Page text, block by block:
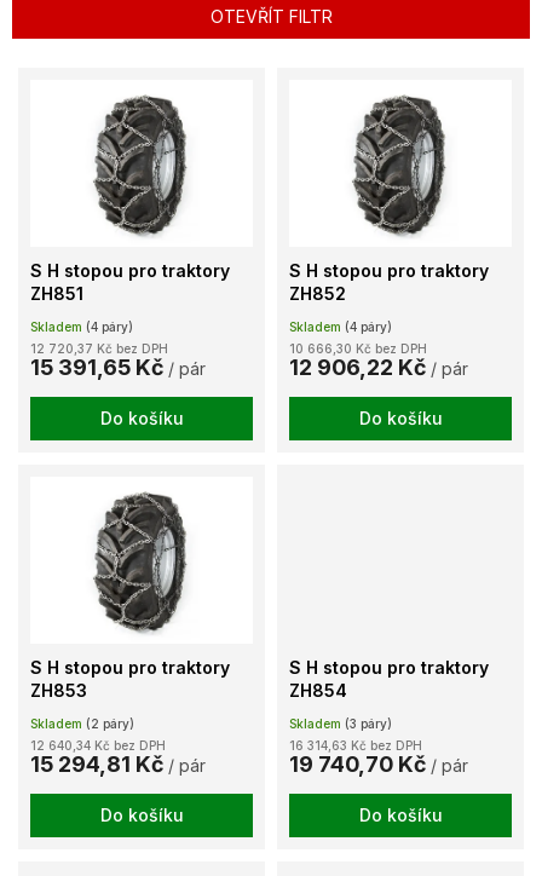
r
OTEVŘÍT FILTR
S H stopou pro traktory
ZH851
Skladem (4 páry)
12 720,37 Kč bez DPH
15 391,65 Kč / pár
Do košíku
S H stopou pro traktory
ZH852
Skladem (4 páry)
10 666,30 Kč bez DPH
12 906,22 Kč / pár
Do košíku
S H stopou pro traktory
ZH853
Skladem (2 páry)
12 640,34 Kč bez DPH
15 294,81 Kč / pár
Do košíku
S H stopou pro traktory
ZH854
Skladem (3 páry)
16 314,63 Kč bez DPH
19 740,70 Kč / pár
Do košíku